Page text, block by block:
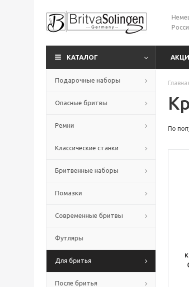
КАТАЛОГ
Подарочные наборы
Опасные бритвы
Ремни
Классические станки
Бритвенные наборы
Помазки
Современные бритвы
Футляры
Для бритья
После бритья
По